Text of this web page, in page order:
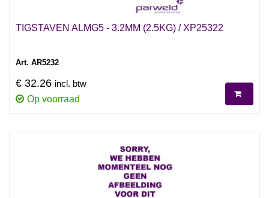
TIGSTAVEN ALMG5 - 3.2MM (2.5KG) / XP25322
Art. AR5232
€ 32.26 incl. btw
Op voorraad